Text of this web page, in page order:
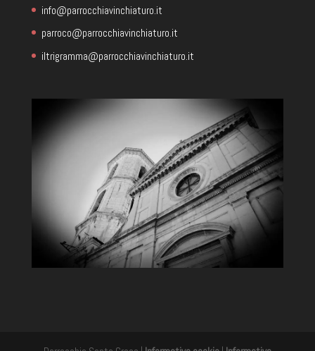
info@parrocchiavinchiaturo.it
parroco@parrocchiavinchiaturo.it
iltrigramma@parrocchiavinchiaturo.it